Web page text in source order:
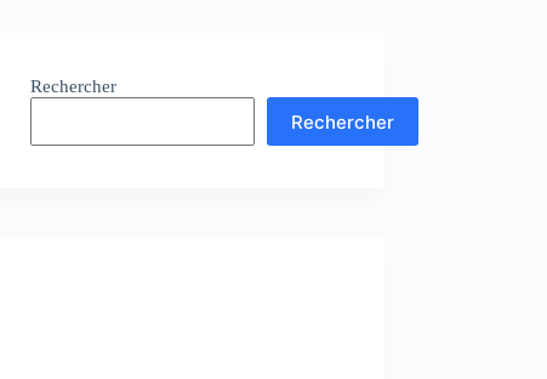
Rechercher
Rechercher